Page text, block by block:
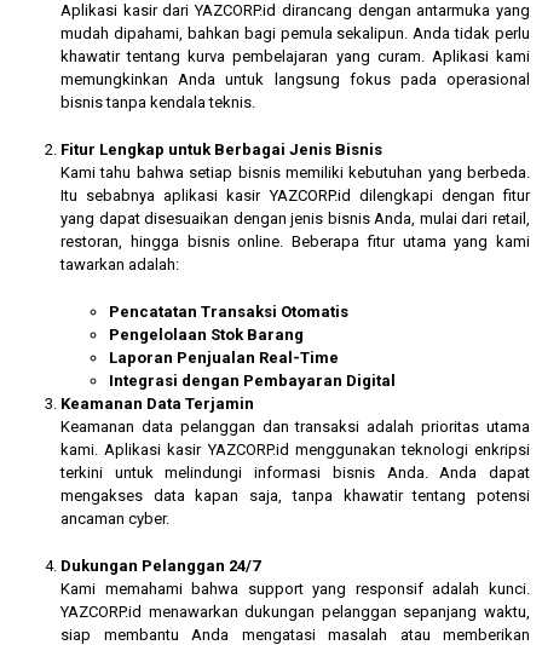
Aplikasi kasir dari YAZCORP.id dirancang dengan antarmuka yang
mudah dipahami, bahkan bagi pemula sekalipun. Anda tidak perlu
khawatir tentang kurva pembelajaran yang curam. Aplikasi kami
memungkinkan Anda untuk langsung fokus pada operasional
bisnis tanpa kendala teknis.
Fitur Lengkap untuk Berbagai Jenis Bisnis
Kami tahu bahwa setiap bisnis memiliki kebutuhan yang berbeda.
Itu sebabnya aplikasi kasir YAZCORP.id dilengkapi dengan fitur
yang dapat disesuaikan dengan jenis bisnis Anda, mulai dari retail,
restoran, hingga bisnis online. Beberapa fitur utama yang kami
tawarkan adalah:
Pencatatan Transaksi Otomatis
Pengelolaan Stok Barang
Laporan Penjualan Real-Time
Integrasi dengan Pembayaran Digital
Keamanan Data Terjamin
Keamanan data pelanggan dan transaksi adalah prioritas utama
kami. Aplikasi kasir YAZCORP.id menggunakan teknologi enkripsi
terkini untuk melindungi informasi bisnis Anda. Anda dapat
mengakses data kapan saja, tanpa khawatir tentang potensi
ancaman cyber.
Dukungan Pelanggan 24/7
Kami memahami bahwa support yang responsif adalah kunci.
YAZCORP.id menawarkan dukungan pelanggan sepanjang waktu,
siap membantu Anda mengatasi masalah atau memberikan